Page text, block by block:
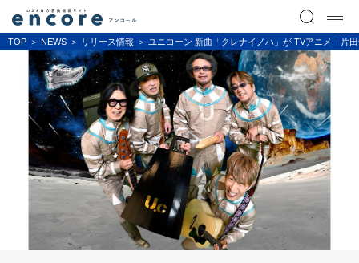
TOP NEWS リリース情報 ユニコーン 新曲「クレナイノハ」が TVアニメ「片